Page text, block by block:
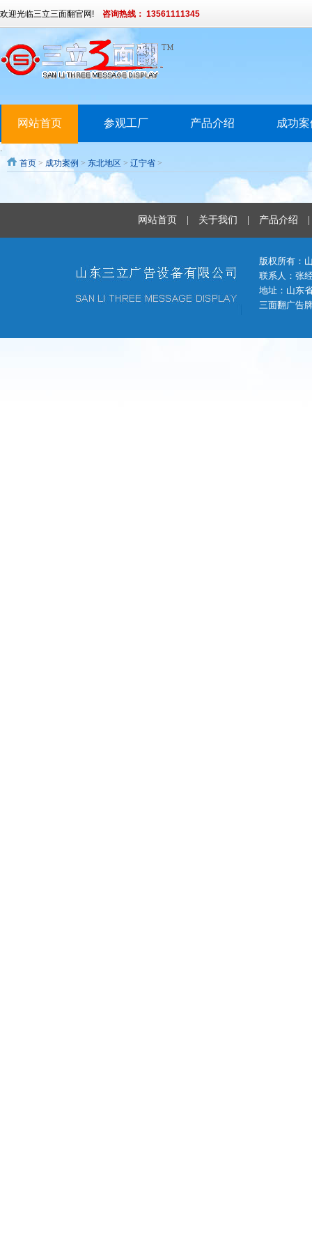
欢迎光临三立三面翻官网! 咨询热线： 13561111345
网站首页 参观工厂 产品介绍 成功
.
首页 > 成功案例 > 东北地区 > 辽宁省 >
网站首页 关于我们 产品介绍
版权所有：
联系人：张
地址：山东
三面翻广告